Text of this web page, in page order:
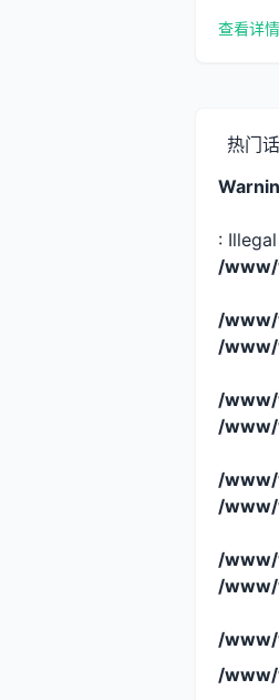
查看详情
热门
:
/www/
/www/
/www/
/www/
/www/
/www/
/www/
/www/
/www/
/www/
/www/